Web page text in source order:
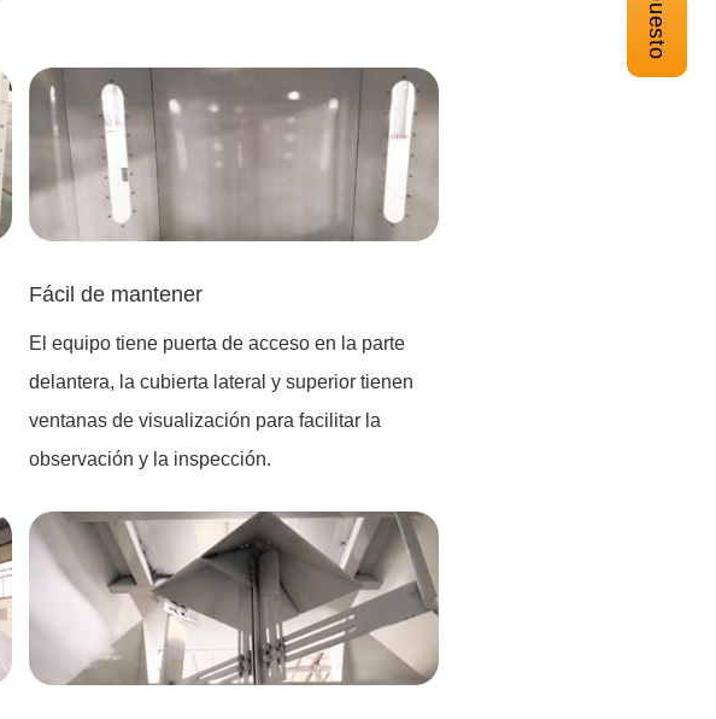
Fácil de mantener
El equipo tiene puerta de acceso en la parte
delantera, la cubierta lateral y superior tienen
ventanas de visualización para facilitar la
observación y la inspección.